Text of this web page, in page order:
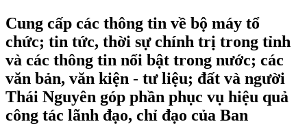
Cung cấp các thông tin về bộ máy tổ
chức; tin tức, thời sự chính trị trong tỉnh
và các thông tin nổi bật trong nước; các
văn bản, văn kiện - tư liệu; đất và người
Thái Nguyên góp phần phục vụ hiệu quả
công tác lãnh đạo, chỉ đạo của Ban